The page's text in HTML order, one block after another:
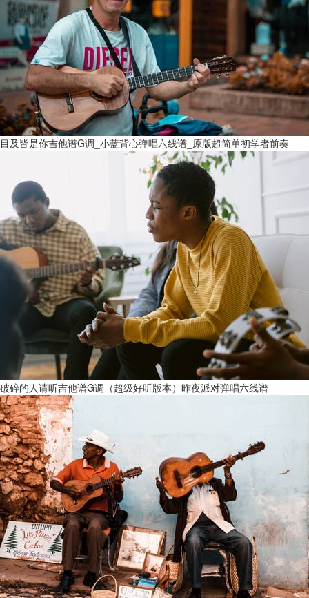
目及皆是你吉他谱G调_小蓝背心弹唱六线谱_原版超简单初学者前奏
破碎的人请听吉他谱G调（超级好听版本）昨夜派对弹唱六线谱